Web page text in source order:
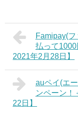
Famipay(
払って
2021年2月28日】
auペイ(エ
ンペーン！
22日】